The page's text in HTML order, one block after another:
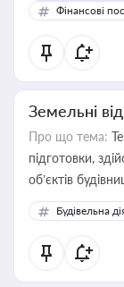
Фінансові
Земельні
Про що тема:
підготовки,
об’єктів
Будівельна